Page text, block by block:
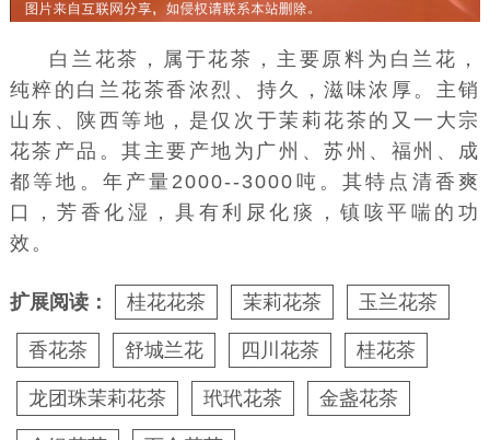
白兰花茶，属于花茶，主要原料为白兰花，
纯粹的 白兰花茶香浓烈、持久，滋味浓厚。主销
山东 、陕西等地，是仅次于茉莉花茶的又一大宗
花茶产品。其主要产地为广州、苏州、福州、成
都等地。年产量2000--3000吨。其特点清香爽
口，芳香化湿，具有利尿化痰，镇咳平喘的功
效。
扩展阅读： 桂花花茶 茉莉花茶 玉兰花茶
香花茶 舒城兰花 四川花茶 桂花茶
龙团珠茉莉花茶 玳玳花茶 金盏花茶